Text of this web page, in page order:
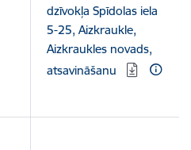
dzīvokļa Spīdolas iela
5-25, Aizkraukle,
Aizkraukles novads,
atsavināšanu